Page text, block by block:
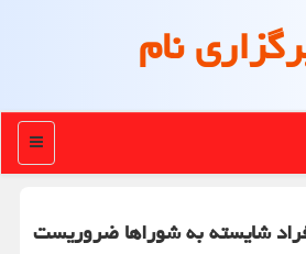
نام
منو
شایسته به شوراها ضروریست